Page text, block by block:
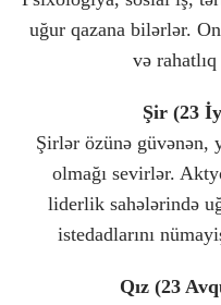
uğur qazana bilərlər.
və
Şir (23
Şirlər özünə güvənən,
olmağı sevirlər.
liderlik sahələrində
istedadlarını
Qız (23